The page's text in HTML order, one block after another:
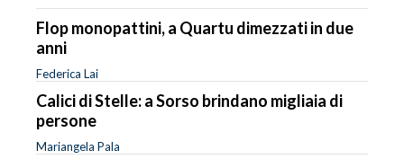
Flop monopattini, a Quartu dimezzati in due
anni
Federica Lai
Calici di Stelle: a Sorso brindano migliaia di
persone
Mariangela Pala